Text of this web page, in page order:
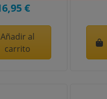
€
Añadir al
carrito